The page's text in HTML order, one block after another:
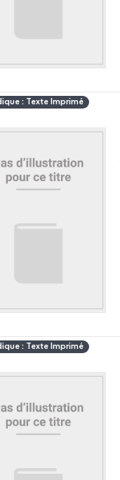
: Texte Imprimé
: Texte Imprimé